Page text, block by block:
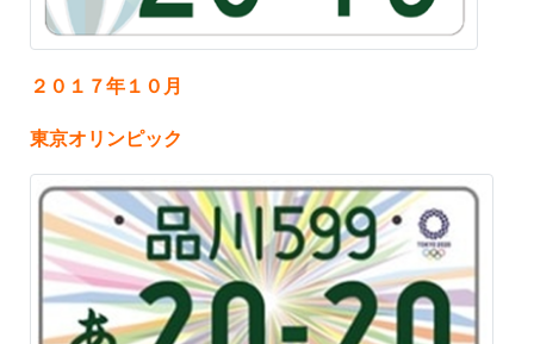
２０１７年１０月
東京オリンピック